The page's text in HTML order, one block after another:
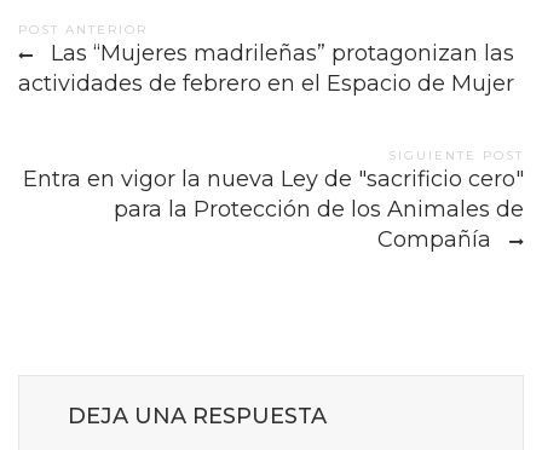
Post
navigation
POST ANTERIOR
Las “Mujeres madrileñas” protagonizan las
actividades de febrero en el Espacio de Mujer
SIGUIENTE POST
Entra en vigor la nueva Ley de "sacrificio cero"
para la Protección de los Animales de
Compañía
DEJA UNA RESPUESTA